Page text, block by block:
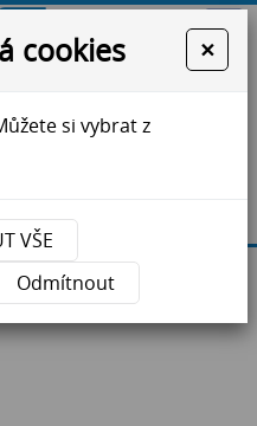
dřevostavby, řezivo
cookies ×
si vybrat z
VŠE
Odmítnout